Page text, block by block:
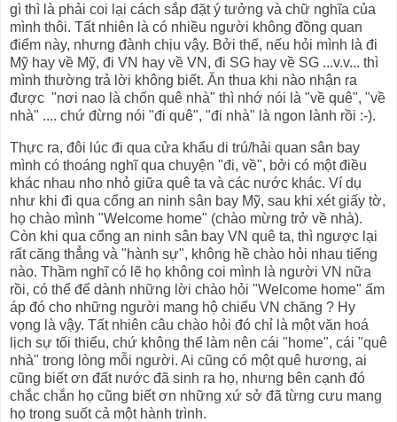
gì thì là phải coi lại cách sắp đặt ý tưởng và chữ nghĩa của
mình thôi. Tất nhiên là có nhiều người không đồng quan
điểm này, nhưng đành chịu vậy. Bởi thế, nếu hỏi mình là đi
Mỹ hay về Mỹ, đi VN hay về VN, đi SG hay về SG ...v.v... thì
mình thường trả lời không biết. Ăn thua khi nào nhận ra
được "nơi nao là chốn quê nhà" thì nhớ nói là "về quê", "về
nhà" .... chứ đừng nói "đi quê", "đi nhà" là ngon lành rồi :-).
Thực ra, đôi lúc đi qua cửa khẩu di trú/hải quan sân bay
mình có thoáng nghĩ qua chuyện "đi, về", bởi có một điều
khác nhau nho nhỏ giữa quê ta và các nước khác. Ví dụ
như khi đi qua cổng an ninh sân bay Mỹ, sau khi xét giấy tờ,
họ chào mình "Welcome home" (chào mừng trở về nhà).
Còn khi qua cổng an ninh sân bay VN quê ta, thì ngược lại
rất căng thẳng và "hành sự", không hề chào hỏi nhau tiếng
nào. Thầm nghĩ có lẽ họ không coi mình là người VN nữa
rồi, có thể để dành những lời chào hỏi "Welcome home" ấm
áp đó cho những người mang hộ chiếu VN chăng ? Hy
vọng là vậy. Tất nhiên câu chào hỏi đó chỉ là một văn hoá
lịch sự tối thiểu, chứ không thể làm nên cái "home", cái "quê
nhà" trong lòng mỗi người. Ai cũng có một quê hương, ai
cũng biết ơn đất nước đã sinh ra họ, nhưng bên cạnh đó
chắc chắn họ cũng biết ơn những xứ sở đã từng cưu mang
họ trong suốt cả một hành trình.